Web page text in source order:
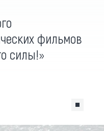
фильмов
силы!»